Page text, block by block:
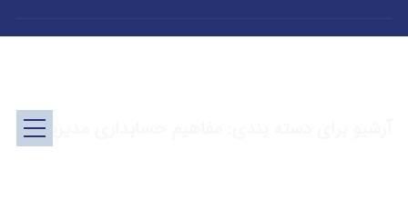
آرشیو برای دسته بندی: مفاهیم حسابداری مدیریت